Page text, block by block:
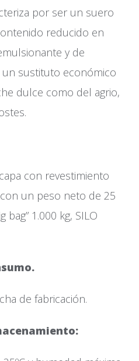
por ser un suero
reducido en
y de
sustituto económico
dulce como del agrio,
con revestimiento
un peso neto de 25
bag” 1.000 kg, SILO
de fabricación.